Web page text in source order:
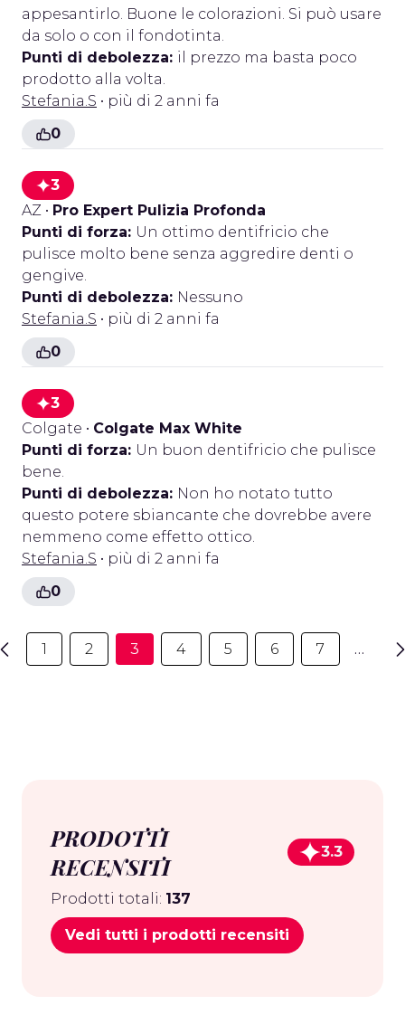
appesantirlo. Buone le colorazioni. Si può usare
da solo o con il fondotinta.
Punti di debolezza: il prezzo ma basta poco
prodotto alla volta.
Stefania.S • più di 2 anni fa
0
3
AZ • Pro Expert Pulizia Profonda
Punti di forza: Un ottimo dentifricio che
pulisce molto bene senza aggredire denti o
gengive.
Punti di debolezza: Nessuno
Stefania.S • più di 2 anni fa
0
3
Colgate • Colgate Max White
Punti di forza: Un buon dentifricio che pulisce
bene.
Punti di debolezza: Non ho notato tutto
questo potere sbiancante che dovrebbe avere
nemmeno come effetto ottico.
Stefania.S • più di 2 anni fa
0
1 2 3 4 5 6 7 …
PRODOTTI
RECENSITI
3.3
Prodotti totali: 137
Vedi tutti i prodotti recensiti